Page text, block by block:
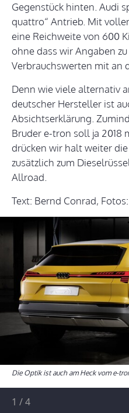
Gegenstück hinten. Audi
quattro“ Antrieb. Mit
eine Reichweite von 600
ohne dass wir Angaben
Verbrauchswerten mit an
Denn wie viele alternativ
deutscher Hersteller ist
Absichtserklärung.
Bruder e-tron soll ja 2018
drücken wir halt weiter
zusätzlich zum
Allroad.
Text: Bernd Conrad,
Die Optik ist auch am Heck vom e-
1 /4